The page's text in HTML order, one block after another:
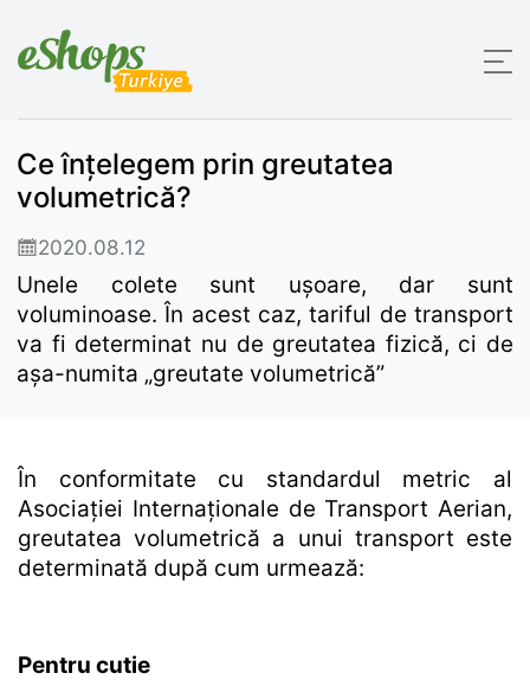
Ce înțelegem prin greutatea
volumetrică?
2020.08.12
Unele colete sunt ușoare, dar sunt
voluminoase. În acest caz, tariful de transport
va fi determinat nu de greutatea fizică, ci de
așa-numita „greutate volumetrică”
În conformitate cu standardul metric al
Asociației Internaționale de Transport Aerian,
greutatea volumetrică a unui transport este
determinată după cum urmează:
Pentru cutie